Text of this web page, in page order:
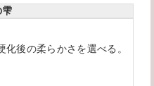
雫
化後の柔らかさを選べる。